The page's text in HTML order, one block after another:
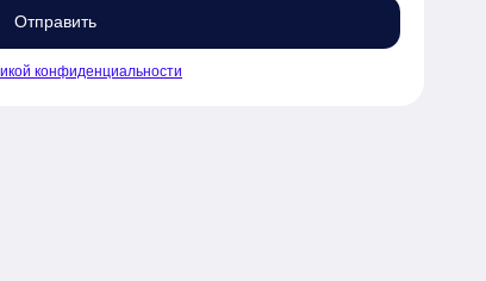
Отправить
конфиденциальности